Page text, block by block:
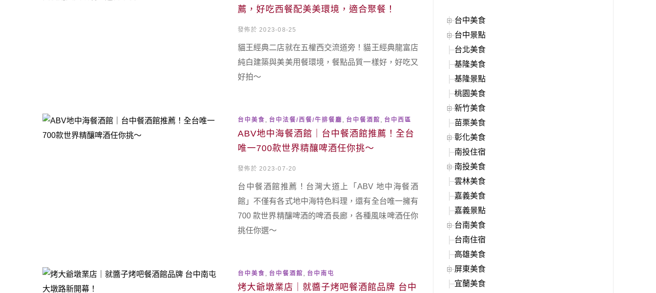
薦，好吃西餐配美美環境，適合聚餐！
發佈於 2023-08-25
貓王經典二店就在五權西交流道旁！貓王經典龍富店
純白建築與美美用餐環境，餐點品質一樣好，好吃又
好拍～
台中美食 台中法餐/西餐/牛排餐廳 台中餐酒館 台中西區
ABV地中海餐酒館｜台中餐酒館推薦！全台
唯一700款世界精釀啤酒任你挑～
發佈於 2023-07-20
台中餐酒館推薦！台灣大道上「ABV 地中海餐酒
館」不僅有各式地中海特色料理，還有全台唯一擁有
700 款世界精釀啤酒的啤酒長廊，各種風味啤酒任你
挑任你選～
台中美食 台中餐酒館 台中南屯
烤大爺墩業店｜就醬子烤吧餐酒館品牌 台中
台中美食
台中景點
台北美食
基隆美食
基隆景點
桃園美食
新竹美食
苗栗美食
彰化美食
南投住宿
南投美食
雲林美食
嘉義美食
嘉義景點
台南美食
台南住宿
高雄美食
屏東美食
宜蘭美食